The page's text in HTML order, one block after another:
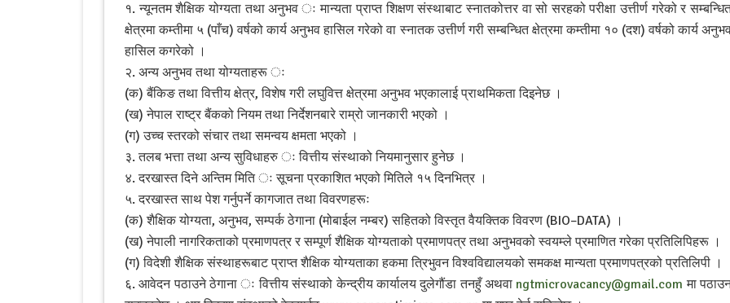
१. न्यूनतम शैक्षिक योग्यता तथा अनुभव ः मान्यता प्राप्त शिक्षण संस्थाबाट स्नातकोत्तर वा सो सरहको परीक्षा उत्तीर्ण गरेको र
क्षेत्रमा कम्तीमा ५ (पाँच) वर्षको कार्य अनुभव हासिल गरेको वा स्नातक उत्तीर्ण गरी सम्बन्धित क्षेत्रमा कम्तीमा १० (दश) वर्षको कार्य
हासिल कगरेको ।
२. अन्य अनुभव तथा योग्यताहरू ः
(क) बैंकिङ तथा वित्तीय क्षेत्र, विशेष गरी लघुवित्त क्षेत्रमा अनुभव भएकालाई प्राथमिकता दिइनेछ ।
(ख) नेपाल राष्ट्र बैंकको नियम तथा निर्देशनबारे राम्रो जानकारी भएको ।
(ग) उच्च स्तरको संचार तथा समन्वय क्षमता भएको ।
३. तलब भत्ता तथा अन्य सुविधाहरु ः वित्तीय संस्थाको नियमानुसार हुनेछ ।
४. दरखास्त दिने अन्तिम मिति ः सूचना प्रकाशित भएको मितिले १५ दिनभित्र ।
५. दरखास्त साथ पेश गर्नुपर्ने कागजात तथा विवरणहरूः
(क) शैक्षिक योग्यता, अनुभव, सम्पर्क ठेगाना (मोबाईल नम्बर) सहितको विस्तृत वैयक्तिक विवरण (BIO–DATA) ।
(ख) नेपाली नागरिकताको प्रमाणपत्र र सम्पूर्ण शैक्षिक योग्यताको प्रमाणपत्र तथा अनुभवको स्वयम्ले प्रमाणित गरेका प्रतिलिपिहरू ।
(ग) विदेशी शैक्षिक संस्थाहरूबाट प्राप्त शैक्षिक योग्यताका हकमा त्रिभुवन विश्वविद्यालयको समकक्ष मान्यता प्रमाणपत्रको प्रतिलिपी ।
६. आवेदन पठाउने ठेगाना ः वित्तीय संस्थाको केन्द्रीय कार्यालय दुलेगौंडा तनहुँ अथवा ngtmicrovacancy@gmail.com मा